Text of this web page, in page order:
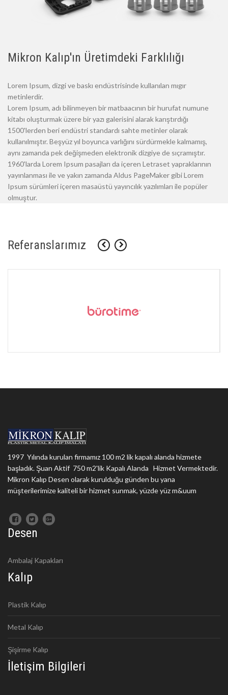
Mikron Kalıp'ın Üretimdeki Farklılığı
Lorem Ipsum, dizgi ve baskı endüstrisinde kullanılan mıgır
metinlerdir.
Lorem Ipsum, adı bilinmeyen bir matbaacının bir hurufat numune
kitabı oluşturmak üzere bir yazı galerisini alarak karıştırdığı
1500'lerden beri endüstri standardı sahte metinler olarak
kullanılmıştır. Beşyüz yıl boyunca varlığını sürdürmekle kalmamış,
aynı zamanda pek değişmeden elektronik dizgiye de sıçramıştır.
1960'larda Lorem Ipsum pasajları da içeren Letraset yapraklarının
yayınlanması ile ve yakın zamanda Aldus PageMaker gibi Lorem
Ipsum sürümleri içeren masaüstü yayıncılık yazılımları ile popüler
olmuştur.
Referanslarımız
1997 Yılında kurulan firmamız 100 m2 lik kapalı alanda hizmete
başladık. Şuan Aktif 750 m2'lik Kapalı Alanda Hizmet Vermektedir.
Mikron Kalıp Desen olarak kurulduğu günden bu yana
müşterilerimize kaliteli bir hizmet sunmak, yüzde yüz m&uum
Desen
Ambalaj Kapakları
Kalıp
Plastik Kalıp
Metal Kalıp
Şişirme Kalıp
İletişim Bilgileri